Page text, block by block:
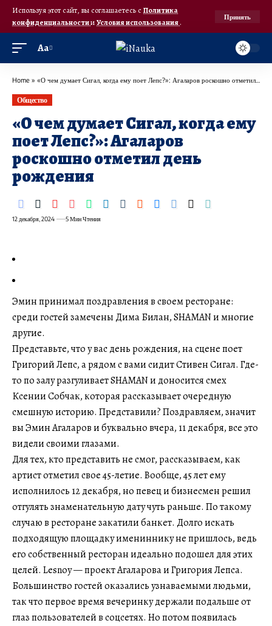
Используя этот сайт, вы соглашаетесь с Политика
конфиденциальностииУсловия использования.
Принять
Аа
Home » «О чем думает Сигал, когда ему поет Лепс?»: Агаларов роскошно отметил день рождения
Общество
«О чем думает Сигал, когда ему
поет Лепс?»: Агаларов
роскошно отметил день
рождения
12 декабря, 2024 5 Мин Чтения
Эмин принимал поздравления в своем ресторане:
среди гостей замечены Дима Билан, SHAMAN и многие
другие.
Представьте, что у вас день рождения, на сцене поет
Григорий Лепс, а рядом с вами сидит Стивен Сигал. Где-
то по залу разгуливает SHAMAN и доносится смех
Ксении Собчак, которая рассказывает очередную
смешную историю. Представили? Поздравляем, значит
вы Эмин Агаларов и буквально вчера, 11 декабря, все это
видели своими глазами.
Для тех, кто представить не смог, рассказываем, как
артист отметил свое 45-летие. Вообще, 45 лет ему
исполнилось 12 декабря, но певец и бизнесмен решил
отгулять знаменательную дату чуть раньше. По такому
случаю в ресторане закатили банкет. Долго искать
подходящую площадку имениннику не пришлось, ведь
его собственный ресторан идеально подошел для этих
целей. Lesnoy — проект Агаларова и Григория Лепса.
Большинство гостей оказались узнаваемыми людьми,
так что первое время вечеринку держали подальше от
глаз пользователей в соцсетях. Но потом появилась